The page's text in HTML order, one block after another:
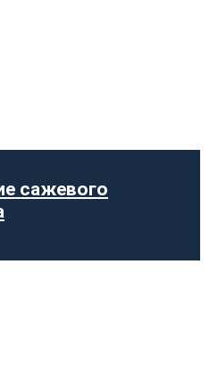
сажевого
на катализатор